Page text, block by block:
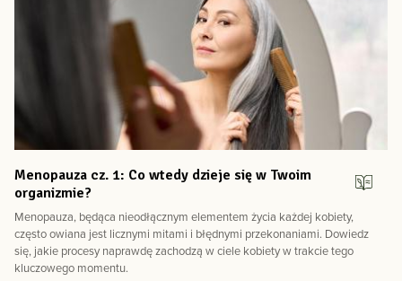
Menopauza cz. 1: Co wtedy dzieje się w Twoim
organizmie?
Menopauza, będąca nieodłącznym elementem życia każdej kobiety,
często owiana jest licznymi mitami i błędnymi przekonaniami. Dowiedz
się, jakie procesy naprawdę zachodzą w ciele kobiety w trakcie tego
kluczowego momentu.